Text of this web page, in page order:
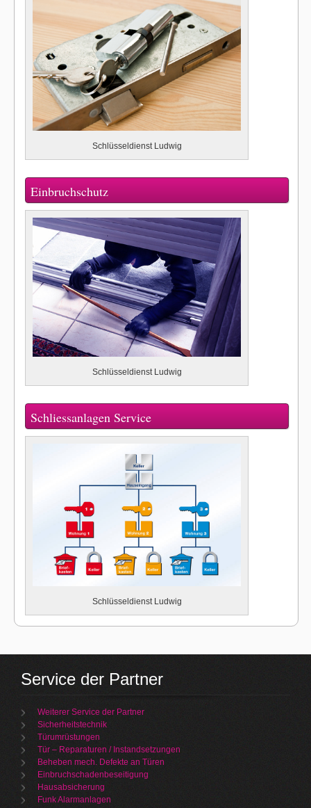
Schlüsseldienst Ludwig
Einbruchschutz
Schlüsseldienst Ludwig
Schliessanlagen Service
Schlüsseldienst Ludwig
Service der Partner
Weiterer Service der Partner
Sicherheitstechnik
Türumrüstungen
Tür – Reparaturen / Instandsetzungen
Beheben mech. Defekte an Türen
Einbruchschadenbeseitigung
Hausabsicherung
Funk Alarmanlagen